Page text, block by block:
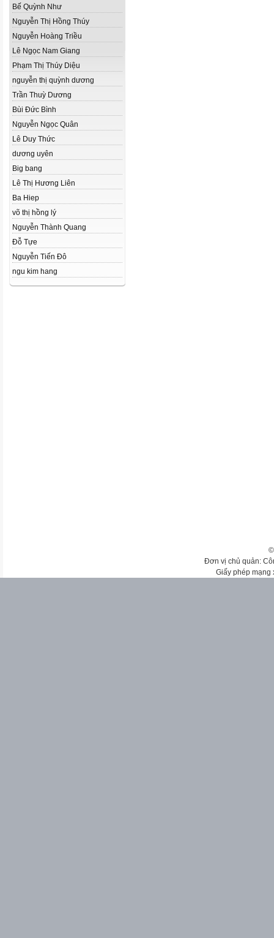
Bế Quỳnh Như
Nguyễn Thị Hồng Thúy
Nguyễn Hoàng Triều
Lê Ngọc Nam Giang
Phạm Thị Thúy Diệu
nguyễn thị quỳnh dương
Trần Thuỳ Dương
Bùi Đức Bình
Nguyễn Ngọc Quân
Lê Duy Thức
dương uyên
Big bang
Lê Thị Hương Liên
Ba Hiep
võ thị hồng lý
Nguyễn Thành Quang
Đỗ Tựe
Nguyễn Tiến Đô
ngu kim hang
Đơn vị chủ quản:
Giấy phép mạng